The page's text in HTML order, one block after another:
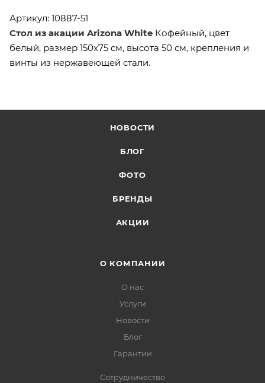
Артикул: 10887-51
Стол из акации Arizona White Кофейный, цвет
белый, размер 150x75 см, высота 50 см, крепления и
винты из нержавеющей стали.
НОВОСТИ
БЛОГ
ФОТО
БРЕНДЫ
АКЦИИ
О КОМПАНИИ
О нас
Услуги
Новости
Блог
Гарантии
Сотрудничество